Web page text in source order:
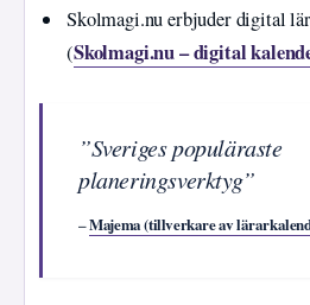
Skolmagi.nu erbjuder digital
(Skolmagi.nu – digital
”Sveriges populäraste
planeringsverktyg”
–Majema (tillverkare av